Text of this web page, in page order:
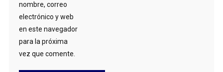
nombre, correo
electrónico y web
en este navegador
para la próxima
vez que comente.